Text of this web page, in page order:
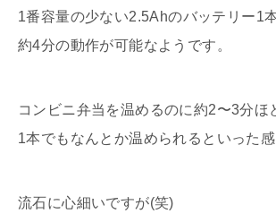
1番容量の少ない2.5Ahのバッテリー1
約4分の動作が可能なようです。
コンビニ弁当を温めるのに約2〜3分ほ
1本でもなんとか温められるといった感
流石に心細いですが(笑)